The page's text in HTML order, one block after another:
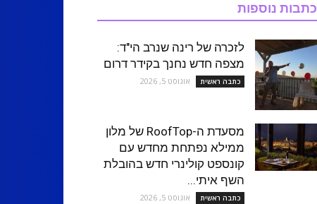
כתבות נוספות
לזכרה של רינה שנרב הי"ד:
מצפה חדש נחנך בקידר דרום
כתבה ראשית אוגוסט 5, 2026
מסעדת ה-RoofTop של מלון
ממילא נפתחת מחדש עם
קונספט קולינרי חדש בהובלת
השף איתי...
כתבה ראשית אוגוסט 5, 2026